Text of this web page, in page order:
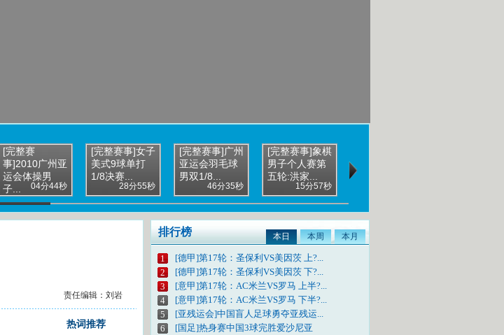
[完整赛
事]2010广州亚
运会体操男
子...
04分44秒
[完整赛事]女子
美式9球单打
1/8决赛...
28分55秒
[完整赛事]广州
亚运会羽毛球
男双1/8...
46分35秒
[完整赛事]象棋
男子个人赛第
五轮:洪家...
15分57秒
责任编辑：刘岩
热词推荐
排行榜 本日 本周 本月
1
[德甲]第17轮：圣保利VS美因茨 上?...
2
[德甲]第17轮：圣保利VS美因茨 下?...
3
[意甲]第17轮：AC米兰VS罗马 上半?...
4
[意甲]第17轮：AC米兰VS罗马 下半?...
5
[亚残运会]中国盲人足球勇夺亚残运...
6
[国足]热身赛中国3球完胜爱沙尼亚